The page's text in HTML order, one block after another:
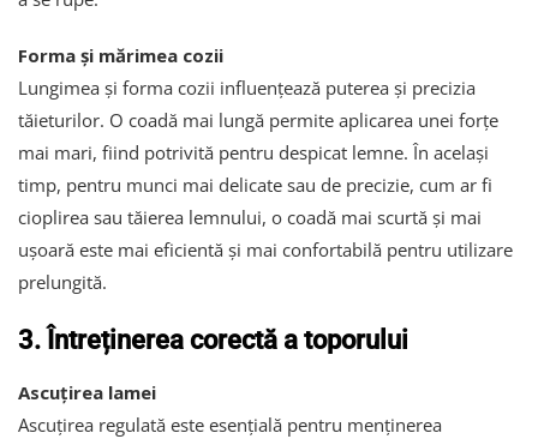
Forma și mărimea cozii
Lungimea și forma cozii influențează puterea și precizia
tăieturilor. O coadă mai lungă permite aplicarea unei forțe
mai mari, fiind potrivită pentru despicat lemne. În același
timp, pentru munci mai delicate sau de precizie, cum ar fi
cioplirea sau tăierea lemnului, o coadă mai scurtă și mai
ușoară este mai eficientă și mai confortabilă pentru utilizare
prelungită.
3. Întreținerea corectă a toporului
Ascuțirea lamei
Ascuțirea regulată este esențială pentru menținerea